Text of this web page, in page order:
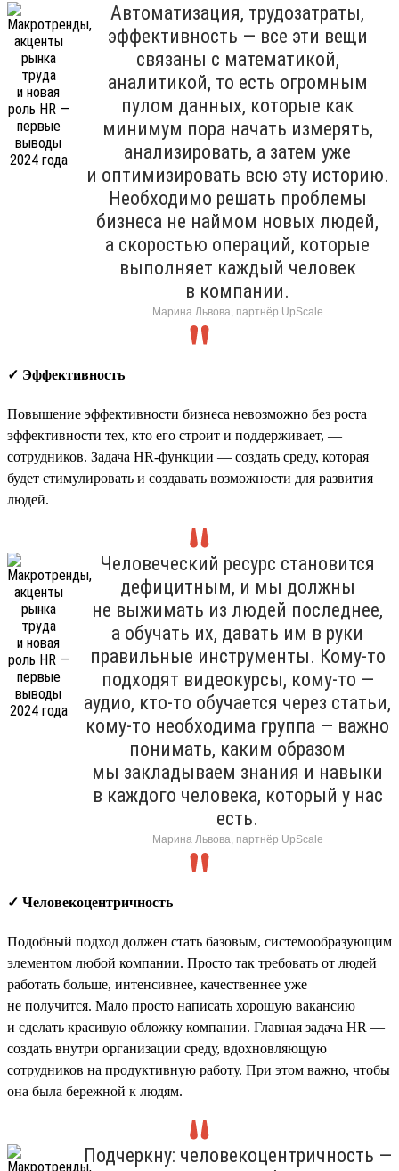
Автоматизация, трудозатраты,
эффективность — все эти вещи
связаны с математикой,
аналитикой, то есть огромным
пулом данных, которые как
минимум пора начать измерять,
анализировать, а затем уже
и оптимизировать всю эту историю.
Необходимо решать проблемы
бизнеса не наймом новых людей,
а скоростью операций, которые
выполняет каждый человек
в компании.
Марина Львова, партнёр UpScale
✓ Эффективность
Повышение эффективности бизнеса невозможно без роста
эффективности тех, кто его строит и поддерживает, —
сотрудников. Задача HR-функции — создать среду, которая
будет стимулировать и создавать возможности для развития
людей.
Человеческий ресурс становится
дефицитным, и мы должны
не выжимать из людей последнее,
а обучать их, давать им в руки
правильные инструменты. Кому-то
подходят видеокурсы, кому-то —
аудио, кто-то обучается через статьи,
кому-то необходима группа — важно
понимать, каким образом
мы закладываем знания и навыки
в каждого человека, который у нас
есть.
Марина Львова, партнёр UpScale
✓ Человекоцентричность
Подобный подход должен стать базовым, системообразующим
элементом любой компании. Просто так требовать от людей
работать больше, интенсивнее, качественнее уже
не получится. Мало просто написать хорошую вакансию
и сделать красивую обложку компании. Главная задача HR —
создать внутри организации среду, вдохновляющую
сотрудников на продуктивную работу. При этом важно, чтобы
она была бережной к людям.
Подчеркну: человекоцентричность —